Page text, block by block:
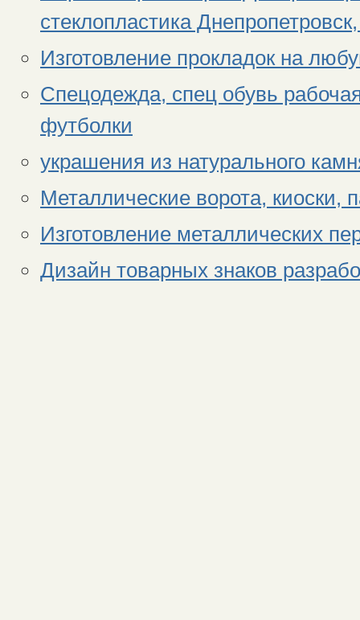
стеклопластика
Изготовление прокладок на
Спецодежда, спец обувь
футболки
украшения из натурального
Металлические ворота, киоски,
Изготовление металлических
Дизайн товарных знаков